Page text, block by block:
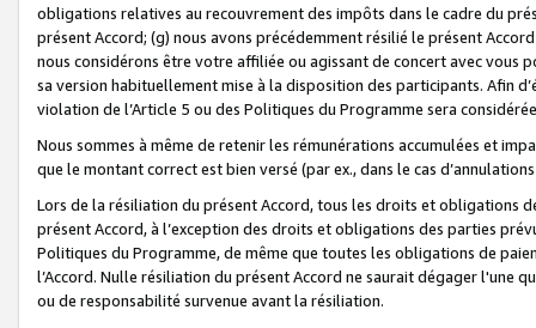
obligations relatives au recouvrement des impôts dans le cadre du
présent Accord; (g) nous avons précédemment résilié le présent
nous considérons être votre affiliée ou agissant de concert avec vous
sa version habituellement mise à la disposition des participants. Afin
violation de l’Article 5 ou des Politiques du Programme sera
Nous sommes à même de retenir les rémunérations accumulées et
que le montant correct est bien versé (par ex., dans le cas
Lors de la résiliation du présent Accord, tous les droits et obligations
présent Accord, à l’exception des droits et obligations des parties
Politiques du Programme, de même que toutes les obligations de
l’Accord. Nulle résiliation du présent Accord ne saurait dégager l'une
ou de responsabilité survenue avant la résiliation.